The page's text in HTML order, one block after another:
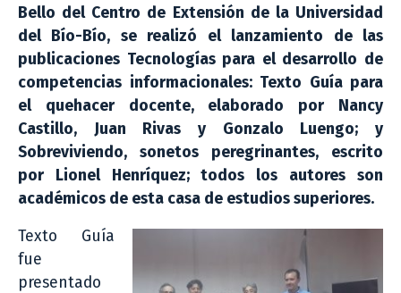
Bello del Centro de Extensión de la Universidad
del Bío-Bío, se realizó el lanzamiento de las
publicaciones Tecnologías para el desarrollo de
competencias informacionales: Texto Guía para
el quehacer docente, elaborado por Nancy
Castillo, Juan Rivas y Gonzalo Luengo; y
Sobreviviendo, sonetos peregrinantes, escrito
por Lionel Henríquez; todos los autores son
académicos de esta casa de estudios superiores.
Texto Guía
fue
presentado